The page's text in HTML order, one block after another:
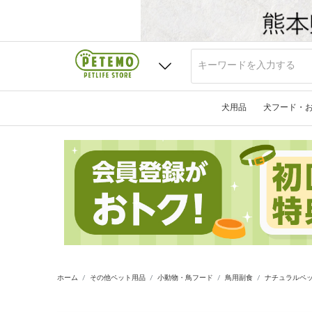
犬用品 犬フード・
ホーム その他ペット用品 小動物・鳥フード 鳥用副食 ナチュラルペ